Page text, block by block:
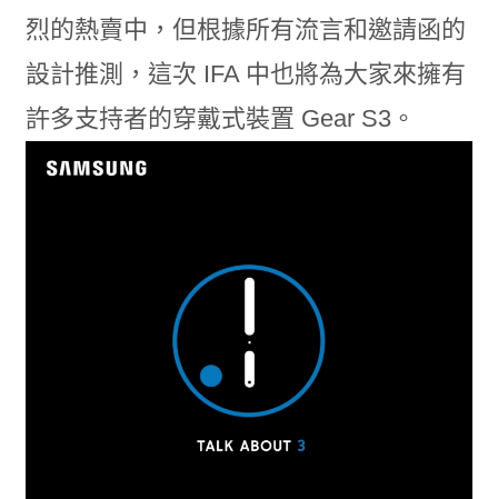
烈的熱賣中，但根據所有流言和邀請函的
設計推測，這次 IFA 中也將為大家來擁有
許多支持者的穿戴式裝置 Gear S3。